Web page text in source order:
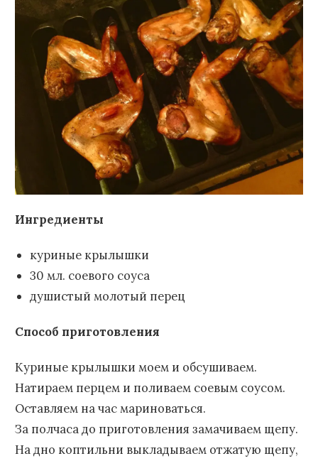
Ингредиенты
куриные крылышки
30 мл. соевого соуса
душистый молотый перец
Способ приготовления
Куриные крылышки моем и обсушиваем.
Натираем перцем и поливаем соевым соусом.
Оставляем на час мариноваться.
За полчаса до приготовления замачиваем щепу.
На дно коптильни выкладываем отжатую щепу,